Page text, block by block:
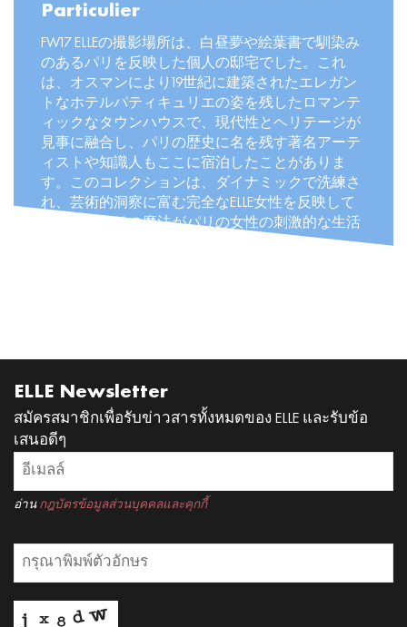
Particulier
FW17 ELLEの撮影場所は、白昼夢や絵葉書で馴染み
のあるパリを反映した個人の邸宅でした。これ
は、オスマンにより19世紀に建築されたエレガン
トなホテルパティキュリエの姿を残したロマンテ
ィックなタウンハウスで、現代性とヘリテージが
見事に融合し、パリの歴史に名を残す著名アーテ
ィストや知識人もここに宿泊したことがありま
す。このコレクションは、ダイナミックで洗練さ
れ、芸術的洞察に富む完全なELLE女性を反映して
います。パリの魔法がパリの女性の刺激的な生活
と出会った時に何が起きるか見てください。
ELLE Newsletter
สมัครสมาชิกเพื่อรับข่าวสารทั้งหมดของ ELLE และรับข้อ
เสนอดีๆ
อ่าน กฎบัตรข้อมูลส่วนบุคคลและคุกกี้